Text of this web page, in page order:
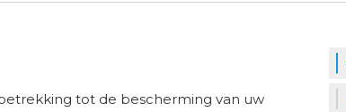
tot de bescherming van uw